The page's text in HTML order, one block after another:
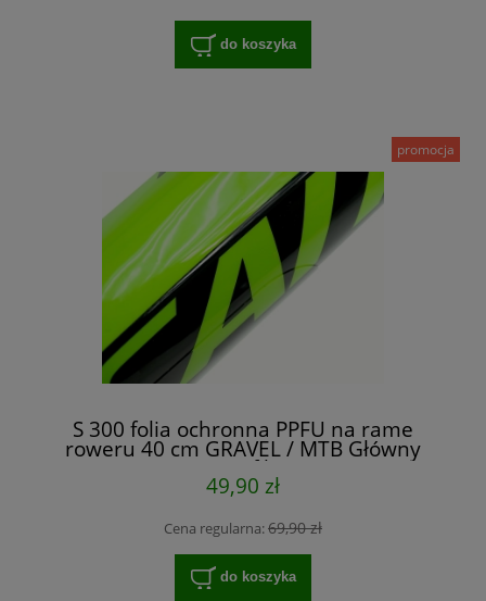
do koszyka
S 300 folia ochronna PPFU na rame
roweru 40 cm GRAVEL / MTB Główny
profil
49,90 zł
Cena regularna:69,90 zł
do koszyka
promocja